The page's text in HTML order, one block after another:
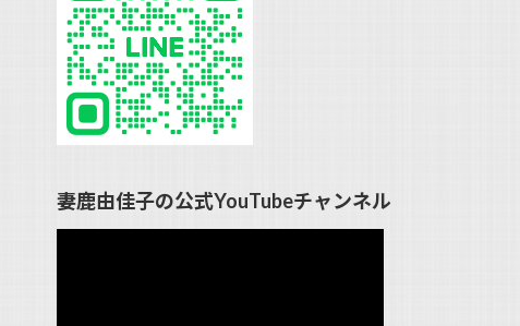
妻鹿由佳子の公式YouTubeチャンネル